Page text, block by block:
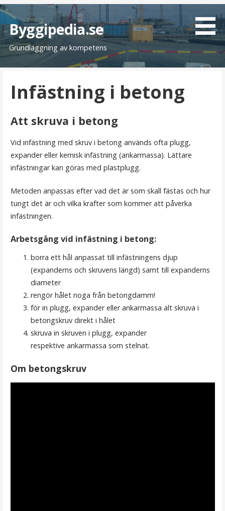
H
o
p
p
Byggipedia.se
Grundläggning av kompetens
Infästning i betong
Att skruva i betong
Vid infästning med skruv i betong används ofta plugg,
expander eller kemisk infästning (ankarmassa). Lättare
infästningar kan göras med plastplugg.
Metoden anpassas efter vad det är som skall fästas och hur
tungt det är och vilka krafter som kommer att påverka
infästningen.
Arbetsgång vid infästning i betong:
borra ett hål anpassat till infästningens djup
(expanderns och skruvens längd) samt till expanderns
diameter
rengör hålet noga från betongdamm!
för in plugg, expander eller ankarmassa alt skruva i
betongskruv direkt i hålet
skruva in skruven i plugg, expander
respektive ankarmassa som stelnat.
Om betongskruv